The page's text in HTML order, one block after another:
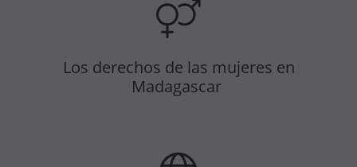
Los derechos de las mujeres en
Madagascar